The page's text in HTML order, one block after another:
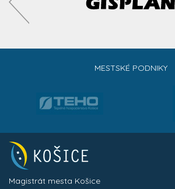
MESTSKÉ PODNIKY
Magistrát mesta Košice